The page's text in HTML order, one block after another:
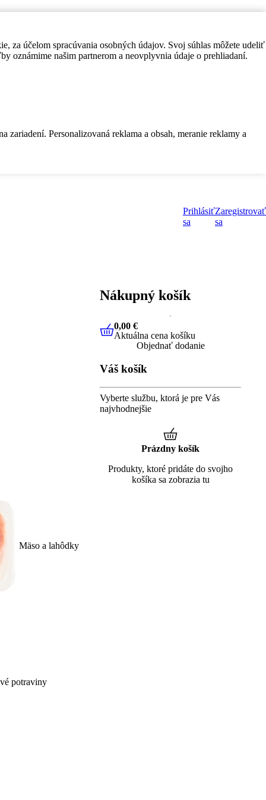
za účelom spracúvania osobných údajov. Svoj súhlas môžete udeliť
oznámime našim partnerom a neovplyvnia údaje o prehliadaní.
Personalizovaná reklama a obsah, meranie reklamy a
Prihlásiť
sa
Zaregistrovať
sa
Mäso a lahôdky
potraviny
Nákupný košík
0,00 €Aktuálna cena košíku
0,00 €
Aktuálna cena košíku
Objednať dodanie
Váš košík
Vyberte službu, ktorá je pre Vás
najvhodnejšie
Prázdny košík
Produkty, ktoré pridáte do svojho
košíka sa zobrazia tu